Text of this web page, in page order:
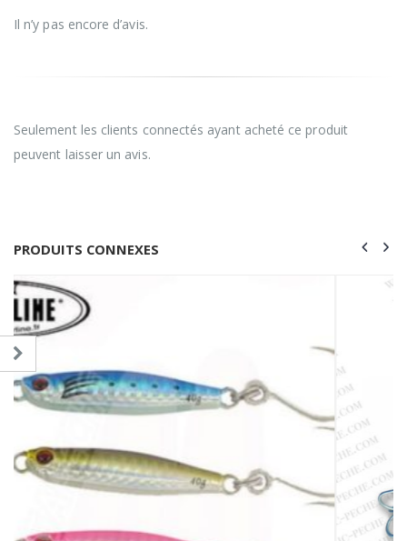
Il n’y pas encore d’avis.
Seulement les clients connectés ayant acheté ce produit
peuvent laisser un avis.
PRODUITS CONNEXES